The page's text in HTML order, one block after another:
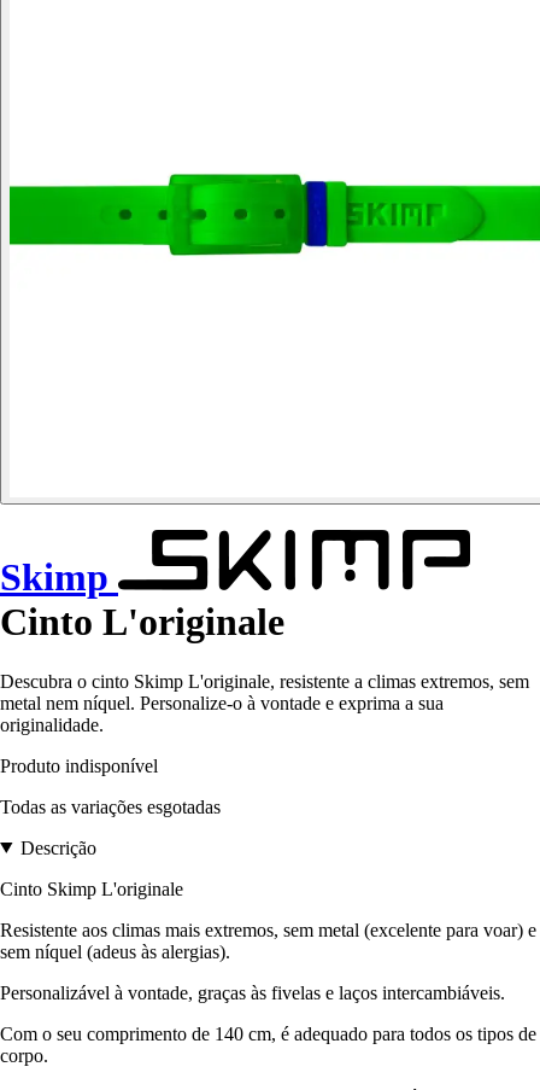
Skimp
Cinto L'originale
Descubra o cinto Skimp L'originale, resistente a climas extremos, sem
metal nem níquel. Personalize-o à vontade e exprima a sua
originalidade.
Produto indisponível
Todas as variações esgotadas
Descrição
Cinto Skimp L'originale
Resistente aos climas mais extremos, sem metal (excelente para voar) e
sem níquel (adeus às alergias).
Personalizável à vontade, graças às fivelas e laços intercambiáveis.
Com o seu comprimento de 140 cm, é adequado para todos os tipos de
corpo.